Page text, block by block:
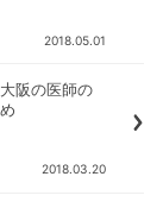
2018.05.01
阪の医師の
2018.03.20